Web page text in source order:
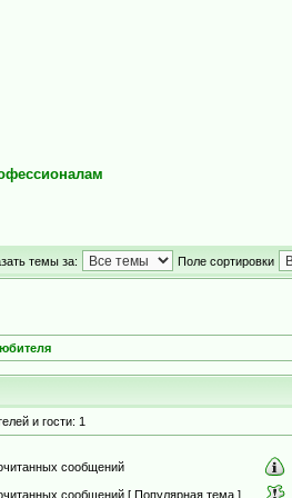
темы за: Поле сортировки
и гости: 1
сообщений
сообщений [ Популярная тема ]